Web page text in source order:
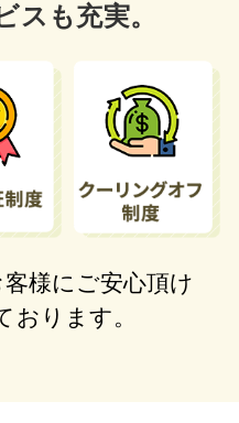
スも充実。
様にご安⼼頂け
おります。